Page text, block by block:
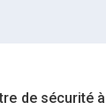
de sécurité à